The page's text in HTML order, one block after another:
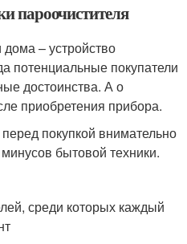
пароочистителя
– устройство
потенциальные покупатели
достоинства. А о
приобретения прибора.
покупкой внимательно
бытовой техники.
среди которых каждый